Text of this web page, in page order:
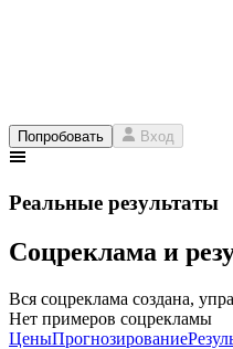
Попробовать Вход
Реальные результаты
Соцреклама и
Вся соцреклама создана,
Нет примеров соцрекламы
ЦеныПрогнозирование